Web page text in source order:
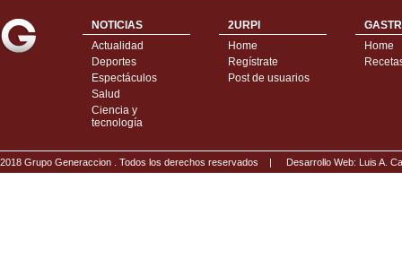
NOTICIAS
Actualidad
Deportes
Espectáculos
Salud
Ciencia y
tecnología
2URPI
Home
Regístrate
Post de usuarios
Home
2018 Grupo Generaccion . Todos los derechos reservados | Desarrollo Web: Luis